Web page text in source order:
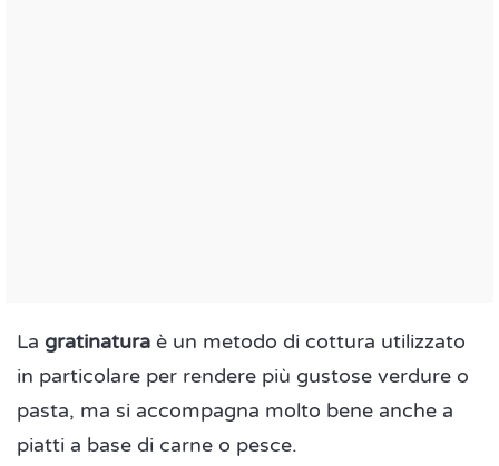
La gratinatura è un metodo di cottura utilizzato
in particolare per rendere più gustose verdure o
pasta, ma si accompagna molto bene anche a
piatti a base di carne o pesce.